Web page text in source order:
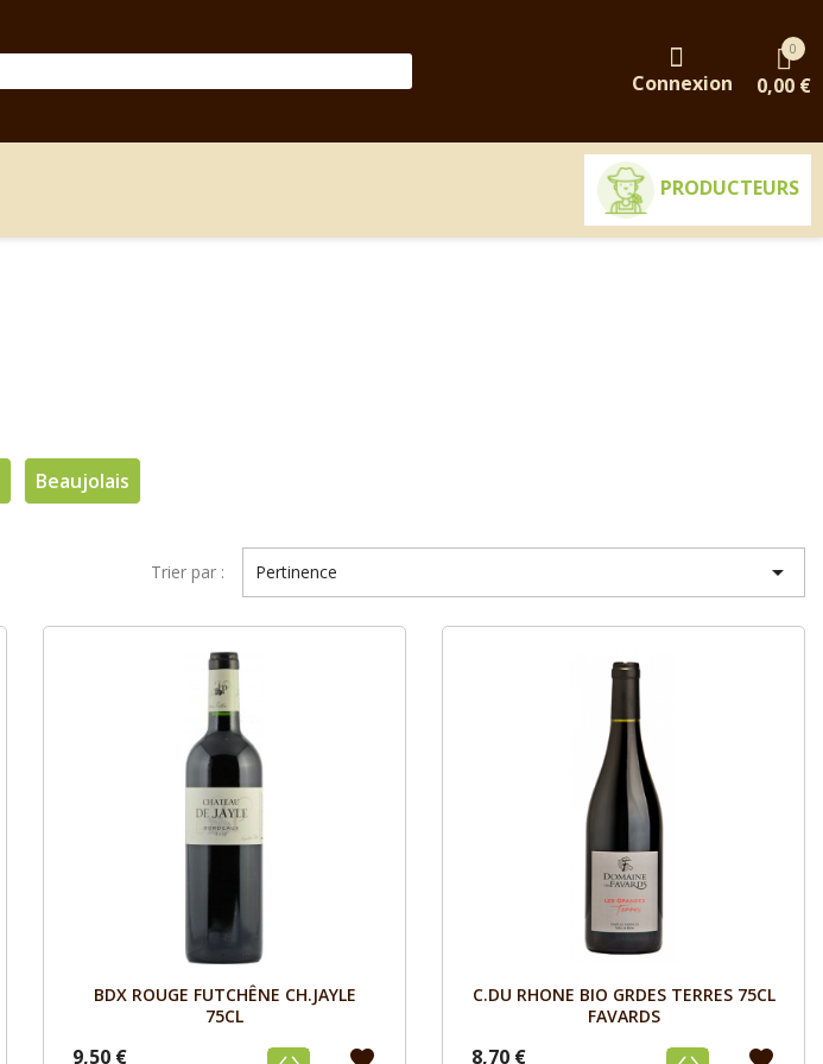
Connexion
0
0,00 €
PRODUCTEURS
Beaujolais
Trier par : Pertinence 
Aperçu
BDX ROUGE FUTCHÊNE CH.JAYLE
75CL
9,50 €
Aperçu
C.DU RHONE BIO GRDES TERRES 75CL
FAVARDS
8,70 €